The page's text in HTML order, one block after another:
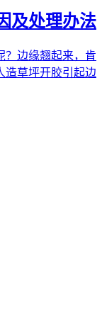
及处理办法
？边缘翘起来，肯
造草坪开胶引起边